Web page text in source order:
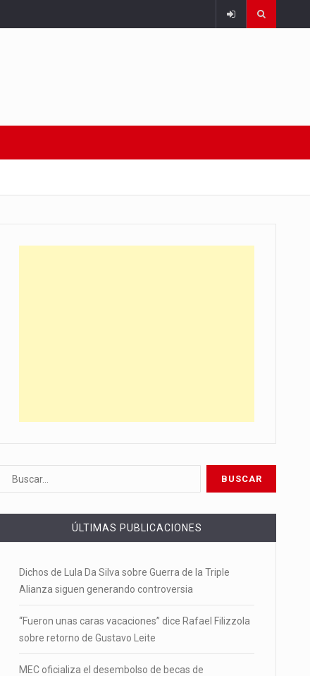
ÚLTIMAS PUBLICACIONES
Dichos de Lula Da Silva sobre Guerra de la Triple
Alianza siguen generando controversia
“Fueron unas caras vacaciones” dice Rafael Filizzola
sobre retorno de Gustavo Leite
MEC oficializa el desembolso de becas de